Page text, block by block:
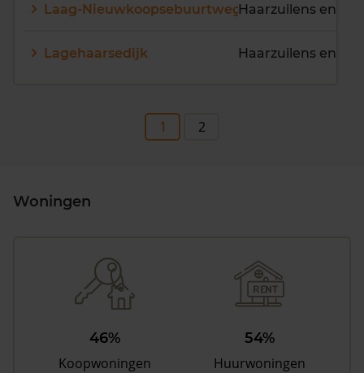
Laag-NieuwkoopsebuurtwegHaarzuilens en
Lagehaarsedijk Haarzuilens en
1 2
Woningen
46%
Koopwoningen
54%
Huurwoningen